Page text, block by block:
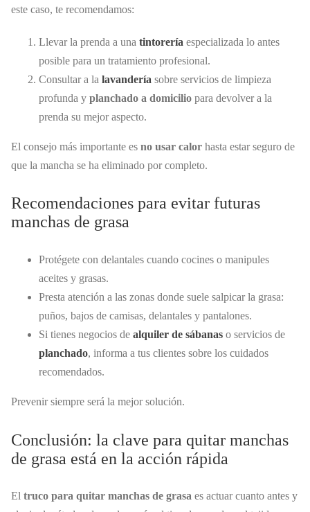
este caso, te recomendamos:
Llevar la prenda a una tintorería especializada lo antes
posible para un tratamiento profesional.
Consultar a la lavandería sobre servicios de limpieza
profunda y planchado a domicilio para devolver a la
prenda su mejor aspecto.
El consejo más importante es no usar calor hasta estar seguro de
que la mancha se ha eliminado por completo.
Recomendaciones para evitar futuras
manchas de grasa
Protégete con delantales cuando cocines o manipules
aceites y grasas.
Presta atención a las zonas donde suele salpicar la grasa:
puños, bajos de camisas, delantales y pantalones.
Si tienes negocios de alquiler de sábanas o servicios de
planchado, informa a tus clientes sobre los cuidados
recomendados.
Prevenir siempre será la mejor solución.
Conclusión: la clave para quitar manchas
de grasa está en la acción rápida
El truco para quitar manchas de grasa es actuar cuanto antes y